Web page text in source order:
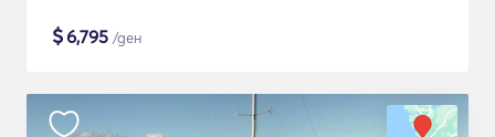
$6,795 /ден